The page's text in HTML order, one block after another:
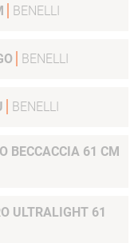
BENELLI
BENELLI
BENELLI
BECCACCIA 61 CM
ULTRALIGHT 61